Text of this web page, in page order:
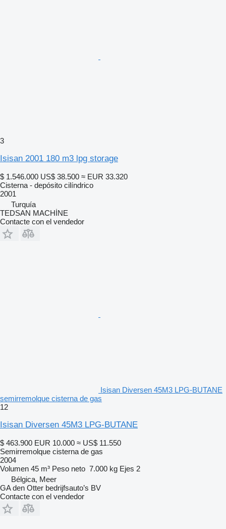
3
Isisan 2001 180 m3 lpg storage
$ 1.546.000 US$ 38.500 ≈ EUR 33.320
Cisterna - depósito cilíndrico
2001
Turquía
TEDSAN MACHİNE
Contacte con el vendedor
Isisan Diversen 45M3 LPG-BUTANE
semirremolque cisterna de gas
12
Isisan Diversen 45M3 LPG-BUTANE
$ 463.900 EUR 10.000 ≈ US$ 11.550
Semirremolque cisterna de gas
2004
Volumen 45 m³ Peso neto 7.000 kg Ejes 2
Bélgica, Meer
GA den Otter bedrijfsauto’s BV
Contacte con el vendedor